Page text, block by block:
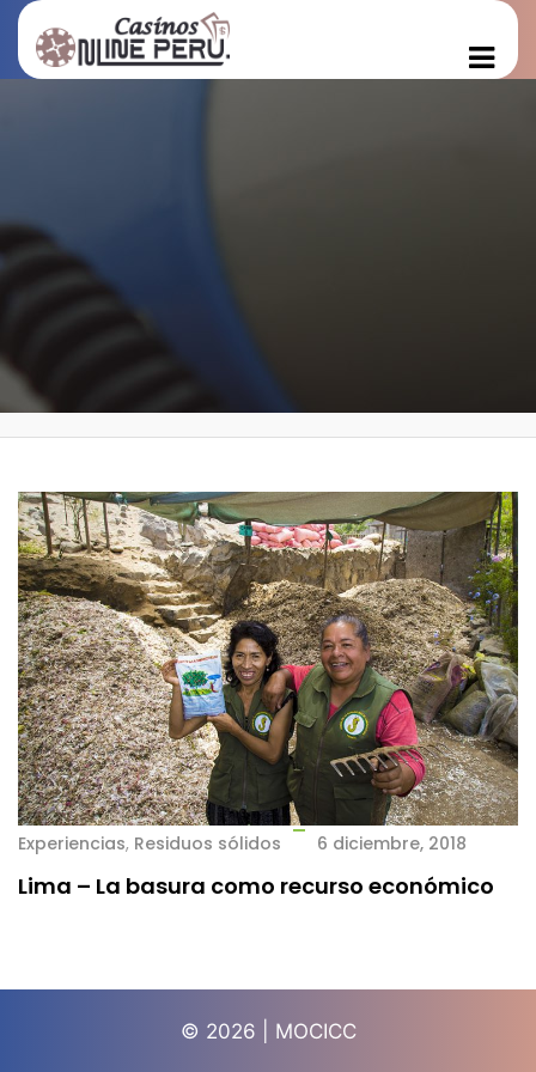
Experiencias, Residuos sólidos 6 diciembre, 2018
Lima – La basura como recurso económico
© 2026 | MOCICC